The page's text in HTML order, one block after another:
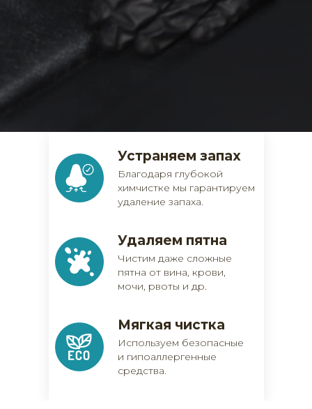
Благодаря глубокой
химчистке мы гарантируем
удаление запаха.
Чистим даже сложные
пятна от вина, крови,
мочи, рвоты и др.
Используем безопасные
и гипоаллергенные
средства.
Устраняем запах
Удаляем пятна
Мягкая чистка